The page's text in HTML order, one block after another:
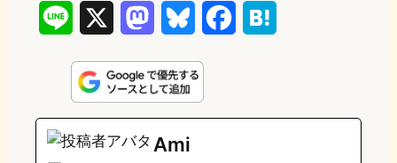
n
e
s
t
o
u
e
e
e
Ami